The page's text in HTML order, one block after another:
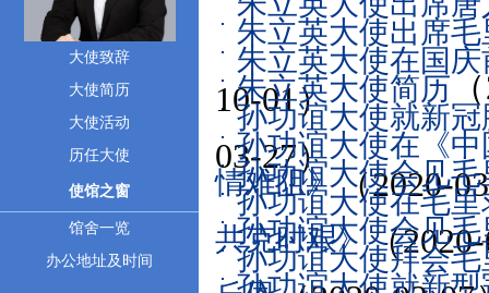
大使致辞
大使简历
大使活动
历任大使
使馆之窗
馆舍一览
办公地址及时间
朱立英大使出席
朱立英大使在国
10-01）
朱立英大使简历
孙功谊大使就新
03-27）
孙功谊大使在《
情难阻》（2020-
孙功谊大使会见
孙功谊大使在毛
共克时艰》（
孙功谊大使会见
孙功谊大使拜会